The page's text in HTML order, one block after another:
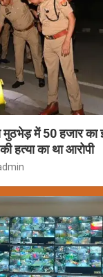
में 50 हजार का
हत्या का था आरोपी